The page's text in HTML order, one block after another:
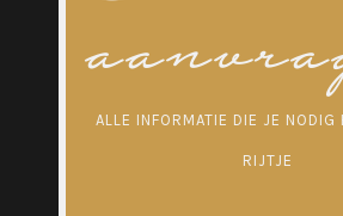
ALLE INFORMATIE DIE JE NODIG
RIJTJE